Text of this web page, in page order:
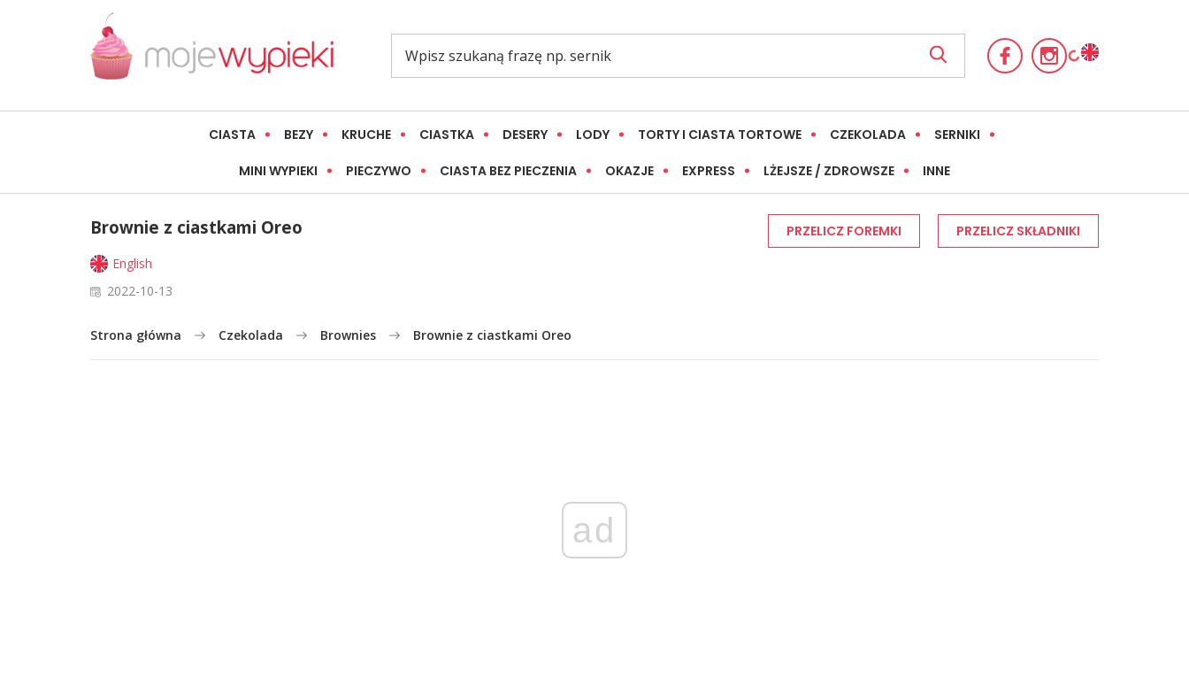
CIASTA BEZY KRUCHE CIASTKA DESERY LODY TORTY I CIASTA TORTOWE CZEKOLADA SERNIKI
MINI WYPIEKI PIECZYWO CIASTA BEZ PIECZENIA OKAZJE EXPRESS LŻEJSZE / ZDROWSZE INNE
Brownie z ciastkami Oreo
English
2022-10-13
PRZELICZ FOREMKI PRZELICZ SKŁADNIKI
Strona główna Czekolada Brownies Brownie z ciastkami Oreo
ad